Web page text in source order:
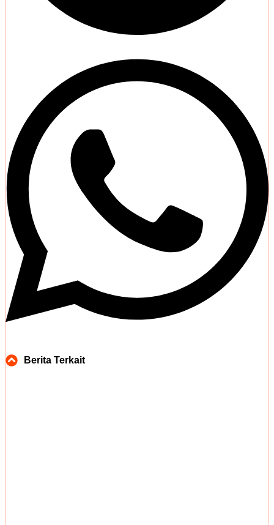
Berita Terkait